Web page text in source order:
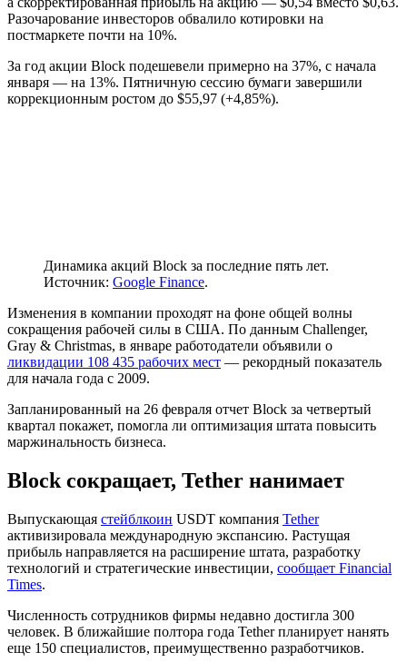
Разочарование инвесторов обвалило котировки на
постмаркете почти на 10%.
За год акции Block подешевели примерно на 37%, с начала
января — на 13%. Пятничную сессию бумаги завершили
коррекционным ростом до $55,97 (+4,85%).
Динамика акций Block за последние пять лет.
Источник: Google Finance.
Изменения в компании проходят на фоне общей волны
сокращения рабочей силы в США. По данным Challenger,
Gray & Christmas, в январе работодатели объявили о
ликвидации 108 435 рабочих мест — рекордный показатель
для начала года с 2009.
Запланированный на 26 февраля отчет Block за четвертый
квартал покажет, помогла ли оптимизация штата повысить
маржинальность бизнеса.
Block сокращает, Tether нанимает
Выпускающая стейблкоин USDT компания Tether
активизировала международную экспансию. Растущая
прибыль направляется на расширение штата, разработку
технологий и стратегические инвестиции, сообщает Financial
Times.
Численность сотрудников фирмы недавно достигла 300
человек. В ближайшие полтора года Tether планирует нанять
еще 150 специалистов, преимущественно разработчиков.